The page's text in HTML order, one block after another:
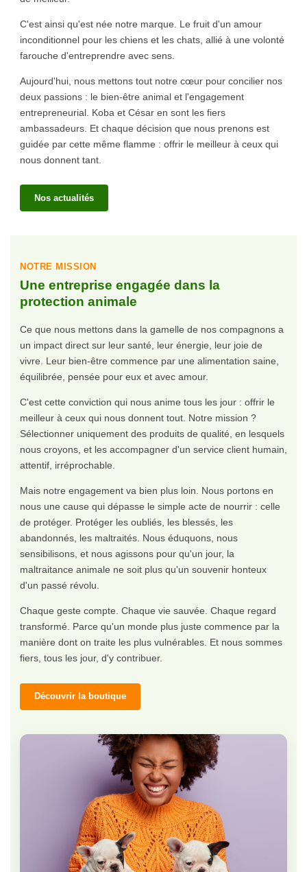
C'est ainsi qu'est née notre marque. Le fruit d'un amour
inconditionnel pour les chiens et les chats, allié à une volonté
farouche d'entreprendre avec sens.
Aujourd'hui, nous mettons tout notre cœur pour concilier nos
deux passions : le bien-être animal et l'engagement
entrepreneurial. Koba et César en sont les fiers
ambassadeurs. Et chaque décision que nous prenons est
guidée par cette même flamme : offrir le meilleur à ceux qui
nous donnent tant.
Nos actualités
NOTRE MISSION
Une entreprise engagée dans la
protection animale
Ce que nous mettons dans la gamelle de nos compagnons a
un impact direct sur leur santé, leur énergie, leur joie de
vivre. Leur bien-être commence par une alimentation saine,
équilibrée, pensée pour eux et avec amour.
C'est cette conviction qui nous anime tous les jour : offrir le
meilleur à ceux qui nous donnent tout. Notre mission ?
Sélectionner uniquement des produits de qualité, en lesquels
nous croyons, et les accompagner d'un service client humain,
attentif, irréprochable.
Mais notre engagement va bien plus loin. Nous portons en
nous une cause qui dépasse le simple acte de nourrir : celle
de protéger. Protéger les oubliés, les blessés, les
abandonnés, les maltraités. Nous éduquons, nous
sensibilisons, et nous agissons pour qu'un jour, la
maltraitance animale ne soit plus qu'un souvenir honteux
d'un passé révolu.
Chaque geste compte. Chaque vie sauvée. Chaque regard
transformé. Parce qu'un monde plus juste commence par la
manière dont on traite les plus vulnérables. Et nous sommes
fiers, tous les jour, d'y contribuer.
Découvrir la boutique